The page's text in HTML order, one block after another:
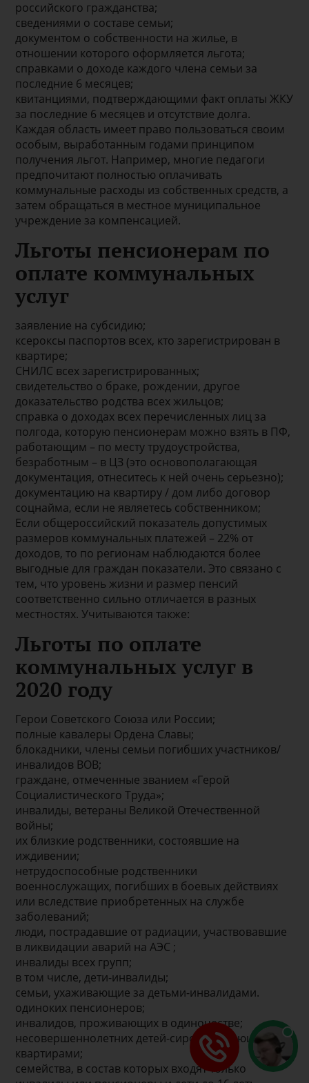
российского гражданства;
сведениями о составе семьи;
документом о собственности на жилье, в
отношении которого оформляется льгота;
справками о доходе каждого члена семьи за
последние 6 месяцев;
квитанциями, подтверждающими факт оплаты ЖКУ
за последние 6 месяцев и отсутствие долга.
Каждая область имеет право пользоваться своим
особым, выработанным годами принципом
получения льгот. Например, многие педагоги
предпочитают полностью оплачивать
коммунальные расходы из собственных средств, а
затем обращаться в местное муниципальное
учреждение за компенсацией.
Льготы пенсионерам по
оплате коммунальных
услуг
заявление на субсидию;
ксероксы паспортов всех, кто зарегистрирован в
квартире;
СНИЛС всех зарегистрированных;
свидетельство о браке, рождении, другое
доказательство родства всех жильцов;
справка о доходах всех перечисленных лиц за
полгода, которую пенсионерам можно взять в ПФ,
работающим – по месту трудоустройства,
безработным – в ЦЗ (это основополагающая
документация, отнеситесь к ней очень серьезно);
документацию на квартиру / дом либо договор
соцнайма, если не являетесь собственником;
Если общероссийский показатель допустимых
размеров коммунальных платежей – 22% от
доходов, то по регионам наблюдаются более
выгодные для граждан показатели. Это связано с
тем, что уровень жизни и размер пенсий
соответственно сильно отличается в разных
местностях. Учитываются также:
Льготы по оплате
коммунальных услуг в
2020 году
Герои Советского Союза или России;
полные кавалеры Ордена Славы;
блокадники, члены семьи погибших участников/
инвалидов ВОВ;
граждане, отмеченные званием «Герой
Социалистического Труда»;
инвалиды, ветераны Великой Отечественной
войны;
их близкие родственники, состоявшие на
иждивении;
нетрудоспособные родственники
военнослужащих, погибших в боевых действиях
или вследствие приобретенных на службе
заболеваний;
люди, пострадавшие от радиации, участвовавшие
в ликвидации аварий на АЭС ;
инвалиды всех групп;
в том числе, дети-инвалиды;
семьи, ухаживающие за детьми-инвалидами.
одиноких пенсионеров;
инвалидов, проживающих в одиночестве;
несовершеннолетних детей-сирот, владеющих
квартирами;
семейства, в состав которых входят только